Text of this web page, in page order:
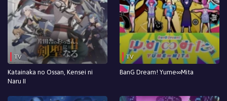
TV
Katainaka no Ossan, Kensei ni
Naru II
TV
BanG Dream! Yume∞Mita